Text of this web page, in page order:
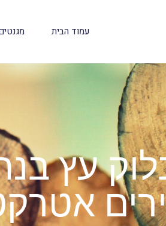
עמוד הבית
עץ